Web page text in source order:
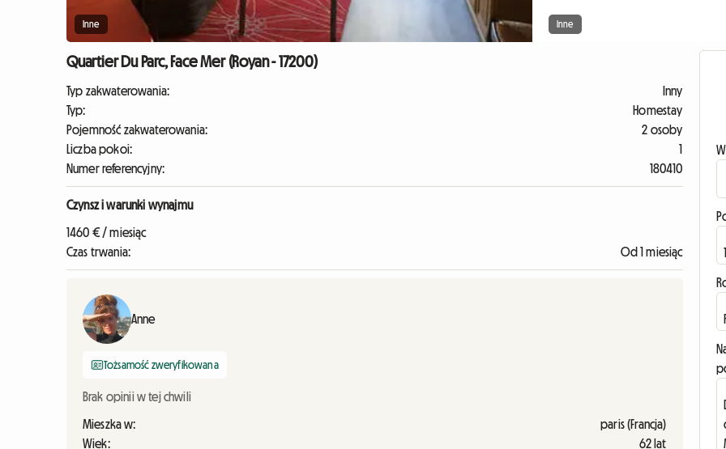
Inne Inne
Quartier Du Parc, Face Mer (Royan - 17200)
Typ zakwaterowania:
Inny
Typ:
Homestay
Pojemność zakwaterowania:
2 osoby
Liczba pokoi:
1
Numer referencyjny:
180410
Czynsz i warunki wynajmu
1460 € / miesiąc
Czas trwania:
Od 1 miesiąc
Anne
Tożsamość zweryfikowana
Brak opinii w tej chwili
Mieszka w:
paris (Francja)
Wiek:
62 lat